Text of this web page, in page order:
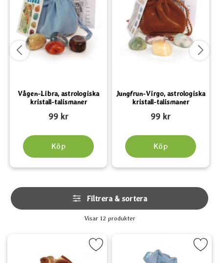
Vågen-Libra, astrologiska
kristall-talismaner
Art. nr 213099 kr
Köp
Jungfrun-Virgo, astrologiska
kristall-talismaner
Art. nr 212999 kr
Köp
Hoppa
över
filtersektionen
Filtrera & sortera
Filtrera & sortera
Visar 12 produkter
oxen-Taurus, astrologiska kristall-talismaner som favorit
Markera tvillingarna-Gemini,